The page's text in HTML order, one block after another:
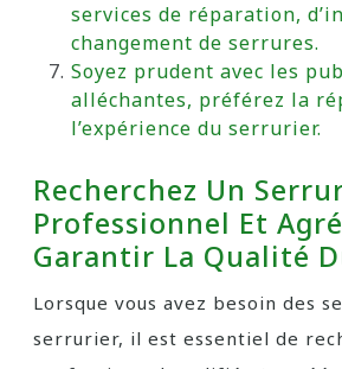
services de réparation,
changement de serrures.
Soyez prudent avec les
alléchantes, préférez la
l’expérience du serrurier.
Recherchez Un
Professionnel Et
Garantir La Qualité
Lorsque vous avez besoin des
serrurier, il est essentiel de